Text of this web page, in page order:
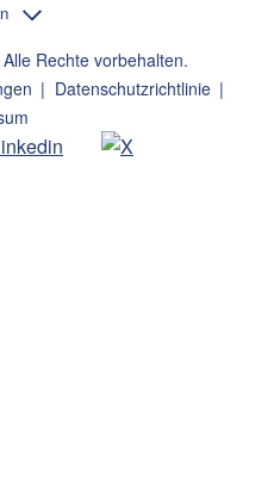
Alle Rechte vorbehalten.
Datenschutzrichtlinie